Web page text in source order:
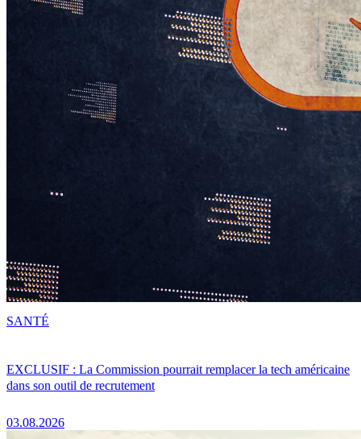
EXCLUSIF : La Commission pourrait remplacer la tech américaine
dans son outil de recrutement
03.08.2026
SANTÉ